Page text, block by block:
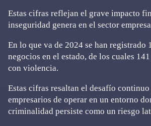
Estas cifras reflejan el grave impacto
inseguridad genera en el sector
En lo que va de 2024 se han registrado
negocios en el estado, de los cuales
con violencia.
Estas cifras resaltan el desafío continuo
empresarios de operar en un entorno
criminalidad persiste como un riesgo